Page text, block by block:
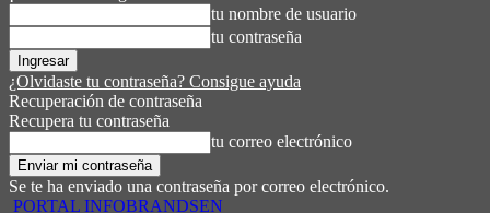
tu nombre de usuario
tu contraseña
¿Olvidaste tu contraseña? Consigue ayuda
Recuperación de contraseña
Recupera tu contraseña
tu correo electrónico
Se te ha enviado una contraseña por correo electrónico.
PORTAL INFOBRANDSEN